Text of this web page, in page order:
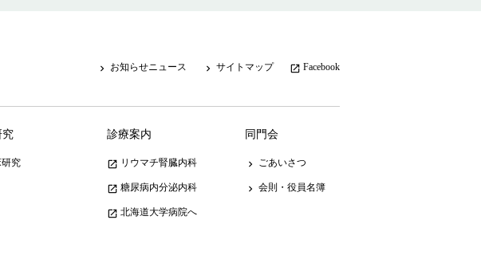
keyboard_arrow_right お知らせニュース keyboard_arrow_right サイトマップ launch Facebook
究
究
診療案内
launch リウマチ腎臓内科
launch 糖尿病内分泌内科
launch 北海道大学病院へ
同門会
keyboard_arrow_right ごあいさつ
keyboard_arrow_right 会則・役員名簿